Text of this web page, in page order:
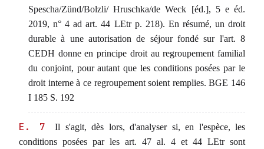
Spescha/Zünd/Bolzli/ Hruschka/de Weck [éd.], 5 e éd.
2019, n° 4 ad art. 44 LEtr p. 218). En résumé, un droit
durable à une autorisation de séjour fondé sur l'art. 8
CEDH donne en principe droit au regroupement familial
du conjoint, pour autant que les conditions posées par le
droit interne à ce regroupement soient remplies. BGE 146
I 185 S. 192
E. 7
Il s'agit, dès lors, d'analyser si, en l'espèce, les
conditions posées par les art. 47 al. 4 et 44 LEtr sont